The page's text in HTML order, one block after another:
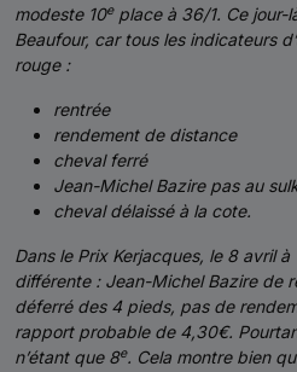
modeste 10eplace à 36/1. Ce jour-
Beaufour, car tous les indicateurs
rouge :
rentrée
rendement de distance
cheval ferré
Jean-Michel Bazire pas au
cheval délaissé à la cote.
Dans le Prix Kerjacques, le 8 avril
différente : Jean-Michel Bazire de
déferré des 4 pieds, pas de
rapport probable de 4,30€.
n’étant que 8e. Cela montre bien